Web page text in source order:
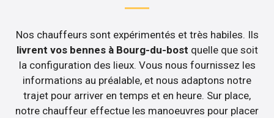
Nos chauffeurs sont expérimentés et très habiles. Ils
livrent vos bennes à Bourg-du-bost quelle que soit
la configuration des lieux. Vous nous fournissez les
informations au préalable, et nous adaptons notre
trajet pour arriver en temps et en heure. Sur place,
notre chauffeur effectue les manoeuvres pour placer